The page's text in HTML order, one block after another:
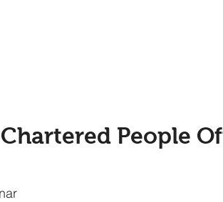
People